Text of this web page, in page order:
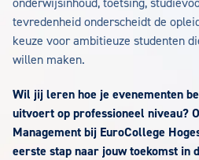
tevredenheid onderscheidt de
keuze voor ambitieuze studenten
willen maken.
Wil jij leren hoe je evenementen
uitvoert op professioneel niveau?
Management bij EuroCollege
eerste stap naar jouw toekomst in